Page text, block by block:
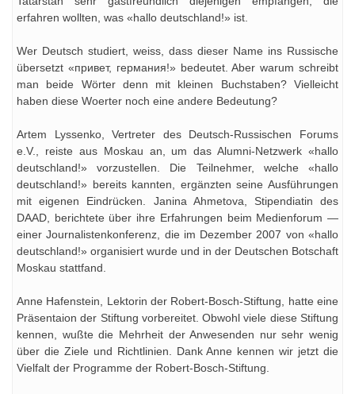
erfahren wollten, was «hallo deutschland!» ist.
Wer Deutsch studiert, weiss, dass dieser Name ins Russische
übersetzt «привет, германия!» bedeutet. Aber warum schreibt
man beide Wörter denn mit kleinen Buchstaben? Vielleicht
haben diese Woerter noch eine andere Bedeutung?
Artem Lyssenko, Vertreter des Deutsch-Russischen Forums
e.V., reiste aus Moskau an, um das Alumni-Netzwerk «hallo
deutschland!» vorzustellen. Die Teilnehmer, welche «hallo
deutschland!» bereits kannten, ergänzten seine Ausführungen
mit eigenen Eindrücken. Janina Ahmetova, Stipendiatin des
DAAD, berichtete über ihre Erfahrungen beim Medienforum —
einer Journalistenkonferenz, die im Dezember 2007 von «hallo
deutschland!» organisiert wurde und in der Deutschen Botschaft
Moskau stattfand.
Anne Hafenstein, Lektorin der Robert-Bosch-Stiftung, hatte eine
Präsentaion der Stiftung vorbereitet. Obwohl viele diese Stiftung
kennen, wußte die Mehrheit der Anwesenden nur sehr wenig
über die Ziele und Richtlinien. Dank Anne kennen wir jetzt die
Vielfalt der Programme der Robert-Bosch-Stiftung.